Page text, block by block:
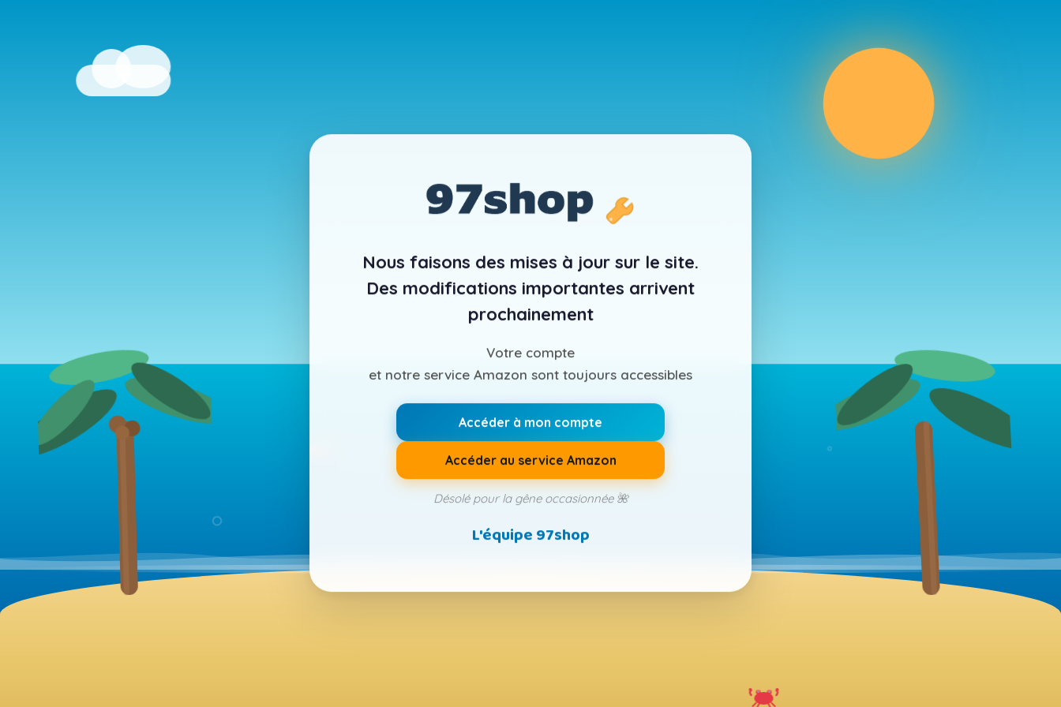
Nous faisons des mises à jour sur le site.
Des modifications importantes arrivent
prochainement
Votre compte
et notre service Amazon sont toujours accessibles
Accéder à mon compte
Accéder au service Amazon
Désolé pour la gêne occasionnée 🌺
L'équipe 97shop